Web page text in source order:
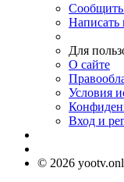
Написать
Для
О сайте
Условия
Вход и
© 2026